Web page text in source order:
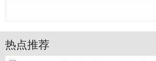
热点推荐